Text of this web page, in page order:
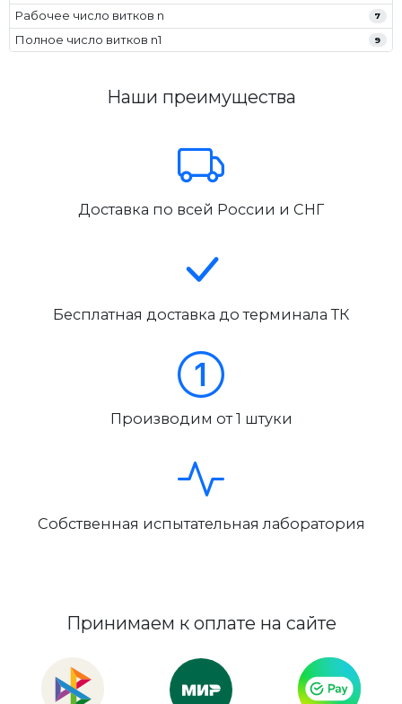
Рабочее число витков n 7
Полное число витков n1 9
Наши преимущества
Доставка по всей России и СНГ
Бесплатная доставка до терминала ТК
Производим от 1 штуки
Собственная испытательная лаборатория
Принимаем к оплате на сайте